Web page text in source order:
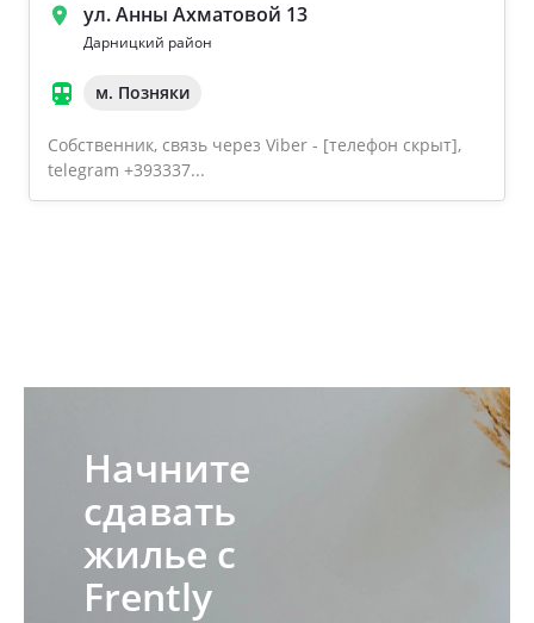
ул. Анны Ахматовой 13
Дарницкий район
м. Позняки
Собственник, связь через Viber - [телефон скрыт],
telegram +393337...
Начните
сдавать
жилье с
Frently